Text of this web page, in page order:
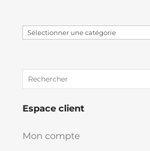
Sélectionner
Espace client
Mon compte